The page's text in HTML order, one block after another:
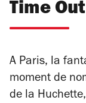
Time
A Paris, la
moment de
de la